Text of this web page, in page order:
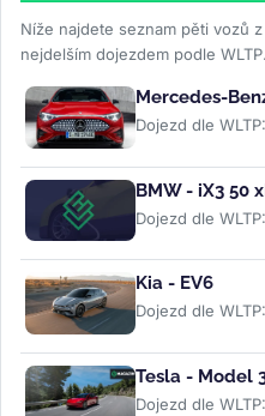
Níže najdete seznam pěti vozů
nejdelším dojezdem podle WLTP.
Mercedes-
Dojezd dle WLTP:
BMW - iX3 50
Dojezd dle WLTP:
Kia - EV6
Dojezd dle WLTP:
Tesla - Model
Dojezd dle WLTP: